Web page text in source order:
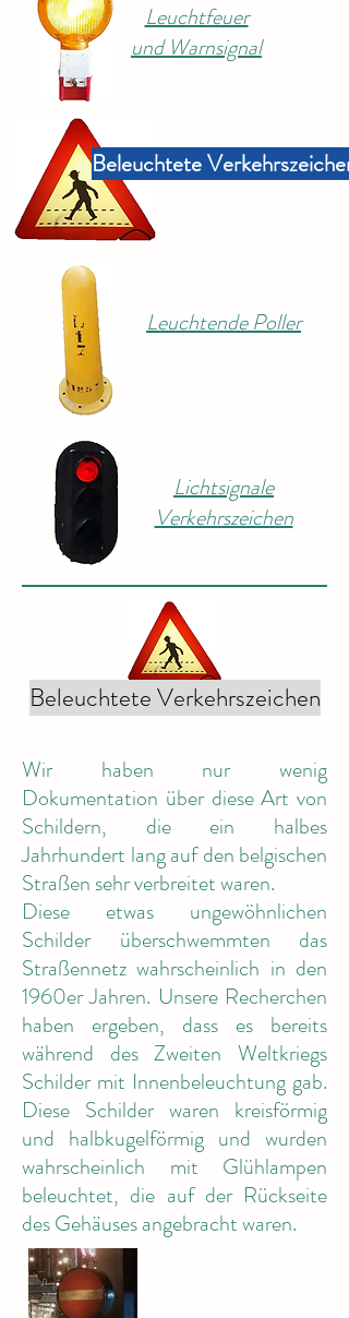
Leuchtfeuer
und Warnsignal
Beleuchtete Verkehrszeichen
Leuchtende Poller
Lichtsignale
Verkehrszeichen
Beleuchtete Verkehrszeichen
Wir haben nur wenig
Dokumentation über diese Art von
Schildern, die ein halbes
Jahrhundert lang auf den belgischen
Straßen sehr verbreitet waren.
Diese etwas ungewöhnlichen
Schilder überschwemmten das
Straßennetz wahrscheinlich in den
1960er Jahren. Unsere Recherchen
haben ergeben, dass es bereits
während des Zweiten Weltkriegs
Schilder mit Innenbeleuchtung gab.
Diese Schilder waren kreisförmig
und halbkugelförmig und wurden
wahrscheinlich mit Glühlampen
beleuchtet, die auf der Rückseite
des Gehäuses angebracht waren.